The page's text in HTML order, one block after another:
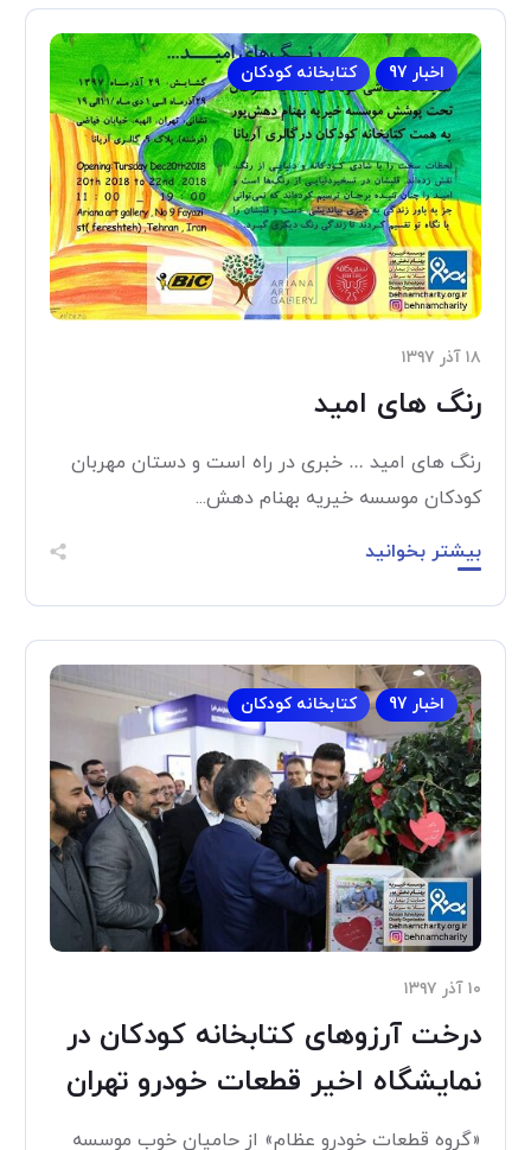
اخبار 97 کتابخانه کودکان
۱۸ آذر ۱۳۹۷
رنگ های امید
رنگ های امید … خبری در راه است و دستان مهربان
کودکان موسسه خیریه بهنام دهش...
بیشتر بخوانید
اخبار 97 کتابخانه کودکان
۱۰ آذر ۱۳۹۷
درخت آرزوهای کتابخانه کودکان در
نمایشگاه اخیر قطعات خودرو تهران
«گروه قطعات خودرو عظام» از حامیان خوب موسسه